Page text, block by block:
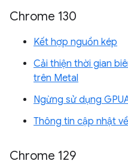
Chrome 130
Kết hợp nguồn kép
Cải thiện thời gian
trên Metal
Ngừng sử dụng
Thông tin cập nhật
Chrome 129